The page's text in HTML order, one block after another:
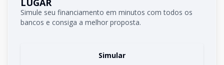
LUGAR
Simule seu financiamento em minutos com todos os
bancos e consiga a melhor proposta.
Simular